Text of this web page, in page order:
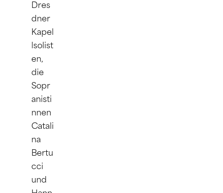
Dres
dner
Kapel
lsolist
en,
die
Sopr
anisti
nnen
Catali
na
Bertu
cci
und